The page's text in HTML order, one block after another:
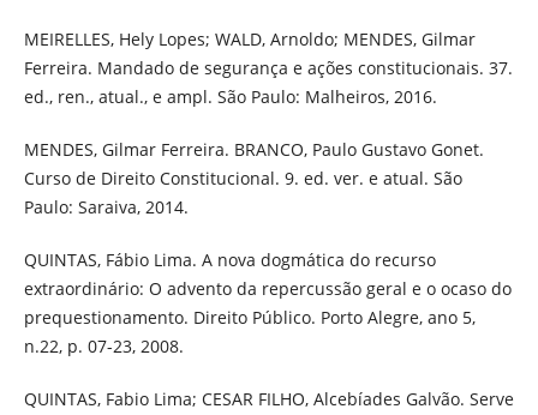
MEIRELLES, Hely Lopes; WALD, Arnoldo; MENDES, Gilmar
Ferreira. Mandado de segurança e ações constitucionais. 37.
ed., ren., atual., e ampl. São Paulo: Malheiros, 2016.
MENDES, Gilmar Ferreira. BRANCO, Paulo Gustavo Gonet.
Curso de Direito Constitucional. 9. ed. ver. e atual. São
Paulo: Saraiva, 2014.
QUINTAS, Fábio Lima. A nova dogmática do recurso
extraordinário: O advento da repercussão geral e o ocaso do
prequestionamento. Direito Público. Porto Alegre, ano 5,
n.22, p. 07-23, 2008.
QUINTAS, Fabio Lima; CESAR FILHO, Alcebíades Galvão. Serve